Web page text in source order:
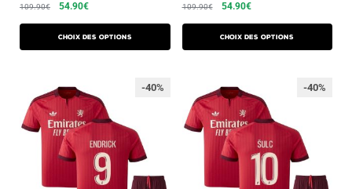
109.90€ 54.90€
Choix des options
109.90€ 54.90€
Choix des options
-40% -40%